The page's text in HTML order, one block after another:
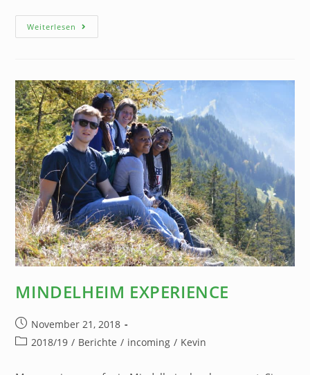
Weiterlesen
MINDELHEIM EXPERIENCE
November 21, 2018
2018/19 / Berichte / incoming / Kevin